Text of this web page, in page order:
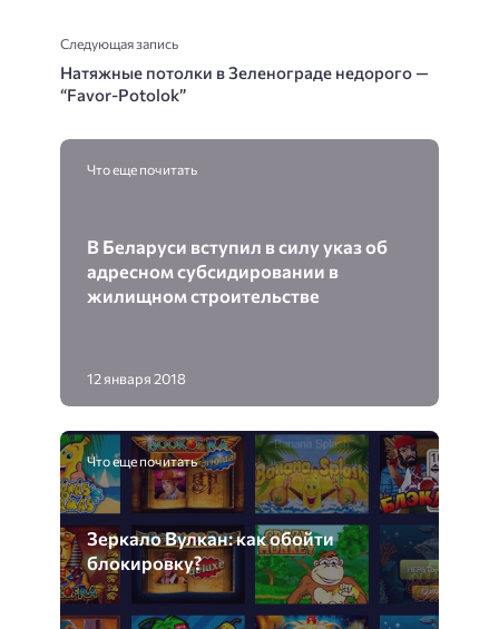
Следующая запись
Натяжные потолки в Зеленограде недорого —
“Favor-Potolok”
Что еще почитать
В Беларуси вступил в силу указ об
адресном субсидировании в
жилищном строительстве
12 января 2018
Что еще почитать
Зеркало Вулкан: как обойти
блокировку?